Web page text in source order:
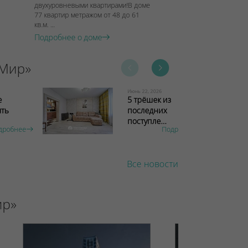
двухуровневыми квартирами!В доме
77 квартир метражом от 48 до 61
кв.м. ...
Подробнее о доме
Июнь 22, 2026
5 трёшек из
последних
поступле...
Подробнее
Все новости